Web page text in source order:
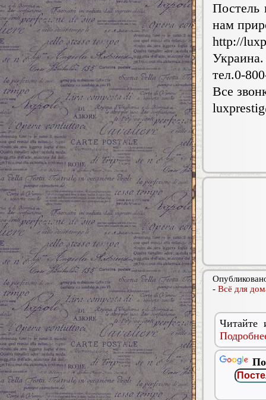
Постель
нам
http://
тел.0-
Все
- Всё для
Читайте